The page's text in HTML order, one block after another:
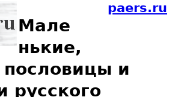
paers.ru
Мале
нькие,
пословицы и
русского